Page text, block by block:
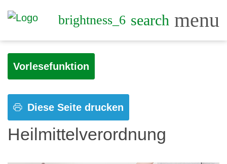
brightness_6 search menu
Vorlesefunktion
Diese Seite drucken
Heilmittelverordnung